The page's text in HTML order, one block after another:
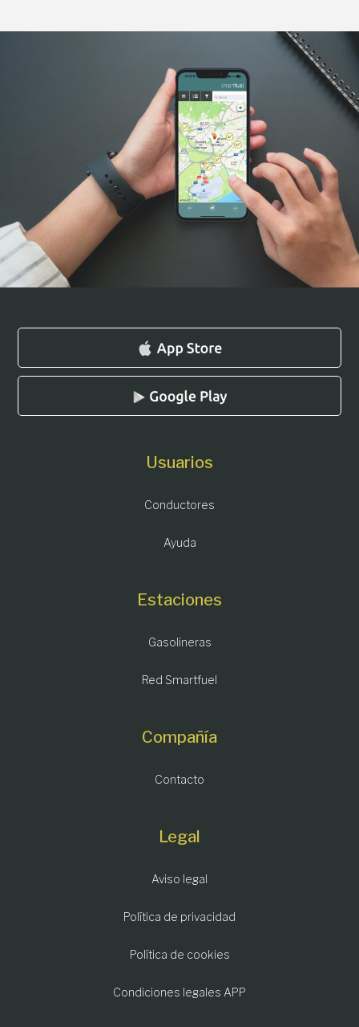
Usuarios
Conductores
Ayuda
Estaciones
Gasolineras
Red Smartfuel
Compañía
Contacto
Legal
Aviso legal
Política de privacidad
Política de cookies
Condiciones legales APP